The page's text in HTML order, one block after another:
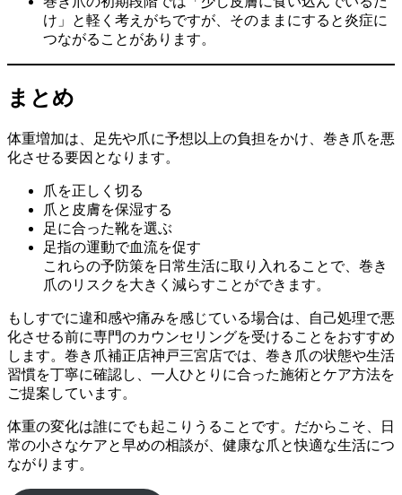
け」と軽く考えがちですが、そのままにすると炎症に
つながることがあります。
まとめ
体重増加は、足先や爪に予想以上の負担をかけ、巻き爪を悪
化させる要因となります。
爪を正しく切る
爪と皮膚を保湿する
足に合った靴を選ぶ
足指の運動で血流を促す
これらの予防策を日常生活に取り入れることで、巻き
爪のリスクを大きく減らすことができます。
もしすでに違和感や痛みを感じている場合は、自己処理で悪
化させる前に専門のカウンセリングを受けることをおすすめ
します。巻き爪補正店神戸三宮店では、巻き爪の状態や生活
習慣を丁寧に確認し、一人ひとりに合った施術とケア方法を
ご提案しています。
体重の変化は誰にでも起こりうることです。だからこそ、日
常の小さなケアと早めの相談が、健康な爪と快適な生活につ
ながります。